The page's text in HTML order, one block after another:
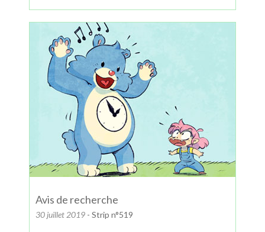
Avis de recherche
30 juillet 2019 - Strip n°519